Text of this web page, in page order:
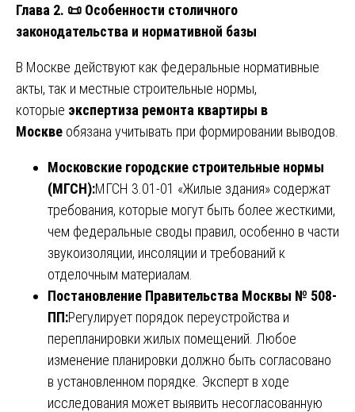
Глава 2. 📜 Особенности столичного
законодательства и нормативной базы
В Москве действуют как федеральные нормативные
акты, так и местные строительные нормы,
которые экспертиза ремонта квартиры в
Москве обязана учитывать при формировании выводов.
Московские городские строительные нормы
(МГСН):МГСН 3.01-01 «Жилые здания» содержат
требования, которые могут быть более жесткими,
чем федеральные своды правил, особенно в части
звукоизоляции, инсоляции и требований к
отделочным материалам.
Постановление Правительства Москвы № 508-
ПП:Регулирует порядок переустройства и
перепланировки жилых помещений. Любое
изменение планировки должно быть согласовано
в установленном порядке. Эксперт в ходе
исследования может выявить несогласованную